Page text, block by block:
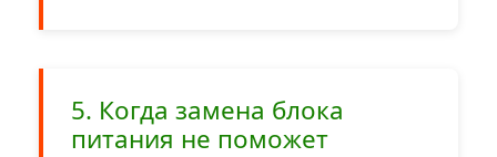
5. Когда замена блока
питания не поможет